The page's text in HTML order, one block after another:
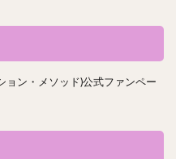
ョン・メソッド)公式ファンペー